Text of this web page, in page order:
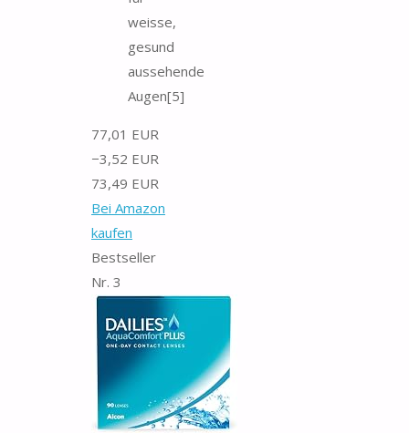
weisse,
gesund
aussehende
Augen[5]
77,01 EUR
−3,52 EUR
73,49 EUR
Bei Amazon
kaufen
Bestseller
Nr. 3